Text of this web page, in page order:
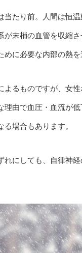
たり前。人間は恒
末梢の血管を収縮
に必要な内部の熱を
るものですが、女
理由で血圧・血流が
場合もあります。
にしても、自律神